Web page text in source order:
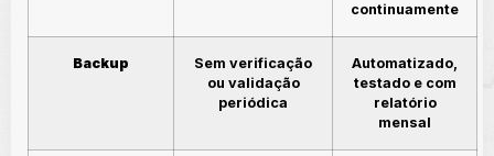
continuamente
Backup
Sem verificação
ou validação
periódica
Automatizado,
testado e com
relatório
mensal